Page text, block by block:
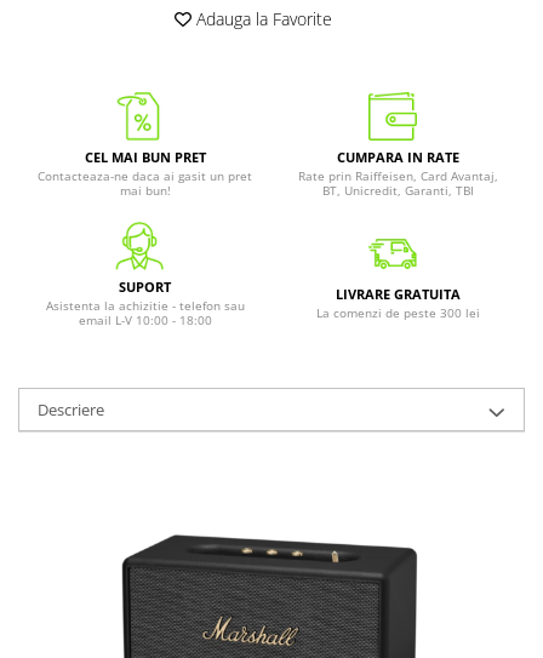
Adauga la Favorite
CEL MAI BUN PRET
Contacteaza-ne daca ai gasit un pret
mai bun!
CUMPARA IN RATE
Rate prin Raiffeisen, Card Avantaj,
BT, Unicredit, Garanti, TBI
SUPORT
Asistenta la achizitie - telefon sau
email L-V 10:00 - 18:00
LIVRARE GRATUITA
La comenzi de peste 300 lei
Descriere